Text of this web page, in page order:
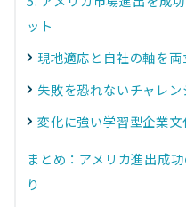
ット
現地適応と自社の軸を両
失敗を恐れないチャレン
変化に強い学習型企業文
まとめ：アメリカ進出成
り